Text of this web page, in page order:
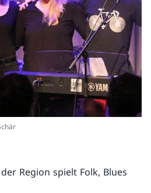
Region spielt Folk, Blues